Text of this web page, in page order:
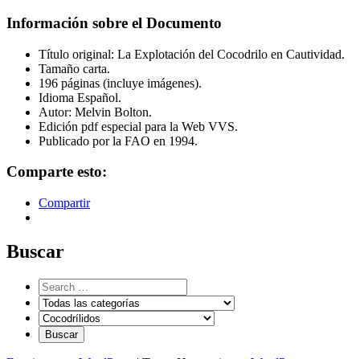
Información sobre el Documento
Título original: La Explotación del Cocodrilo en Cautividad.
Tamaño carta.
196 páginas (incluye imágenes).
Idioma Español.
Autor: Melvin Bolton.
Edición pdf especial para la Web VVS.
Publicado por la FAO en 1994.
Comparte esto:
Compartir
Buscar